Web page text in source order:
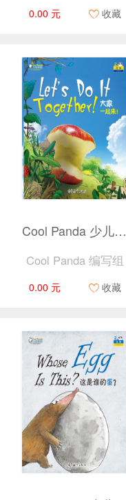
0.00 元 收藏
Cool Panda 少儿汉语教学资源2 · 动物 · 大家一起来！（捆绑产品）
Cool Panda 编写组
0.00 元 收藏